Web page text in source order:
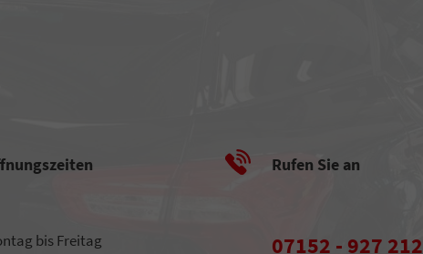
bis Freitag
Rufen Sie an
07152 - 927 212